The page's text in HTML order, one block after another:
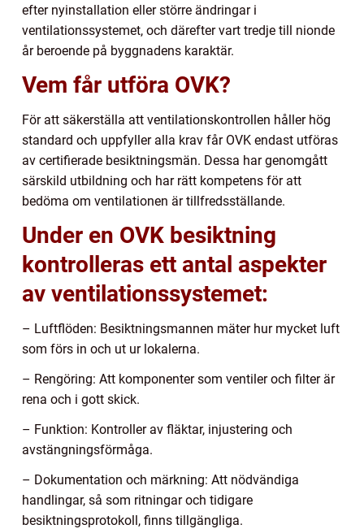
efter nyinstallation eller större ändringar i
ventilationssystemet, och därefter vart tredje till nionde
år beroende på byggnadens karaktär.
Vem får utföra OVK?
För att säkerställa att ventilationskontrollen håller hög
standard och uppfyller alla krav får OVK endast utföras
av certifierade besiktningsmän. Dessa har genomgått
särskild utbildning och har rätt kompetens för att
bedöma om ventilationen är tillfredsställande.
Under en OVK besiktning
kontrolleras ett antal aspekter
av ventilationssystemet:
– Luftflöden: Besiktningsmannen mäter hur mycket luft
som förs in och ut ur lokalerna.
– Rengöring: Att komponenter som ventiler och filter är
rena och i gott skick.
– Funktion: Kontroller av fläktar, injustering och
avstängningsförmåga.
– Dokumentation och märkning: Att nödvändiga
handlingar, så som ritningar och tidigare
besiktningsprotokoll, finns tillgängliga.